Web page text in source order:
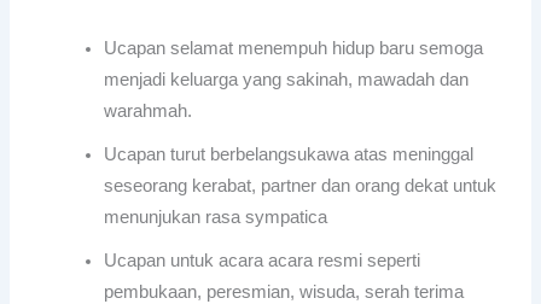
Ucapan selamat menempuh hidup baru semoga
menjadi keluarga yang sakinah, mawadah dan
warahmah.
Ucapan turut berbelangsukawa atas meninggal
seseorang kerabat, partner dan orang dekat untuk
menunjukan rasa sympatica
Ucapan untuk acara acara resmi seperti
pembukaan, peresmian, wisuda, serah terima